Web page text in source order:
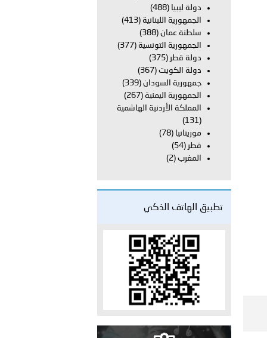
مخيمًا صيفيًا في أريحا وتنفذ محاضرة توعوية للأطفال في رام
دولة ليبيا (488)
الجمهورية اللبنانية (413)
سلطنة عمان (388)
الجمهورية التونسية (377)
دولة قطر (375)
دولة الكويت (367)
جمهورية السودان (339)
الجمهورية اليمنية (267)
المملكة الأردنية الهاشمية
(131)
موريتانيا (78)
قطر (54)
المغرب (2)
تطبيق الهاتف الذكي